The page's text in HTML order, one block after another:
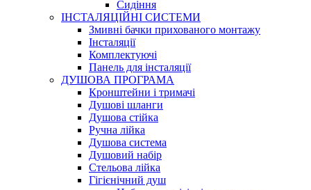
Сидіння
ІНСТАЛЯЦІЙНІ СИСТЕМИ
Змивні бачки прихованого монтажу
Інсталяції
Комплектуючі
Панель для інсталяції
ДУШОВА ПРОГРАМА
Кронштейни і тримачі
Душові шланги
Душова стійка
Ручна лійка
Душова система
Душовий набір
Стельова лійка
Гігієнічний душ